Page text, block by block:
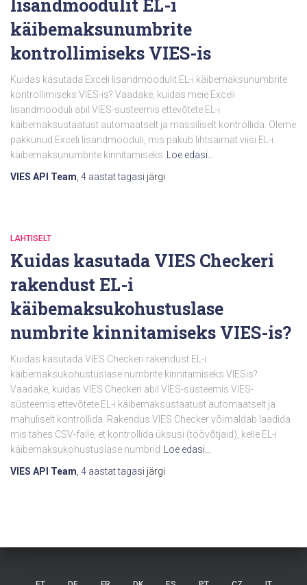
lisandmoodulit EL-i
käibemaksunumbrite
kontrollimiseks VIES-is
Kuidas kasutada Exceli lisandmoodulit EL-i käibemaksunumbrite
kontrollimiseks VIES-is? Vaadake, kuidas meie Exceli
lisandmooduli abil VIES-süsteemis ettevõtete EL-i
käibemaksustaatust automaatselt ja massiliselt kontrollida. Oleme
pakkunud Exceli lisandmooduli, mis pakub lihtsaimat viisi EL-i
käibemaksunumbrite kinnitamiseks
Loe edasi…
VIES API Team 4 aastattagasi järgi
LAHTISELT
Kuidas kasutada VIES Checkeri
rakendust EL-i
käibemaksukohustuslase
numbrite kinnitamiseks VIES-is?
Kuidas kasutada VIES Checkeri rakendust EL-i
käibemaksukohustuslase numbrite kinnitamiseks VIESis?
Vaadake, kuidas VIES Checkeri abil VIES-süsteemis VIES-
süsteemis ettevõtete EL-i käibemaksustaatust automaatselt ja
mahuliselt kontrollida. Rakendus VIES Checker võimaldab laadida
mis tahes CSV-faile, et kontrollida üksusi (töövõtjaid), kelle EL-i
käibemaksukohustuslase numbrid
Loe edasi…
VIES API Team 4 aastattagasi järgi